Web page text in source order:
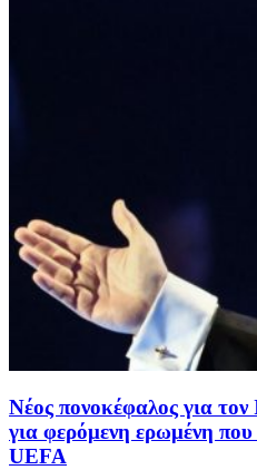
Νέος πονοκέφαλος για τον
για φερόμενη ερωμένη
UEFA